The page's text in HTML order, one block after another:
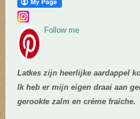
Follow me
Latkes zijn heerlijke aardappel
Ik heb er mijn eigen draai aan
gerookte zalm en crème fraîche.